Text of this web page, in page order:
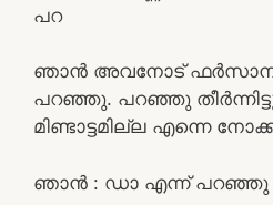
പറ
ഞാൻ അവനോട്
പറഞ്ഞു. പറഞ്ഞു
മിണ്ടാട്ടമില്ല എന്നെ
ഞാൻ : ഡാ എന്ന് പറഞ്ഞു